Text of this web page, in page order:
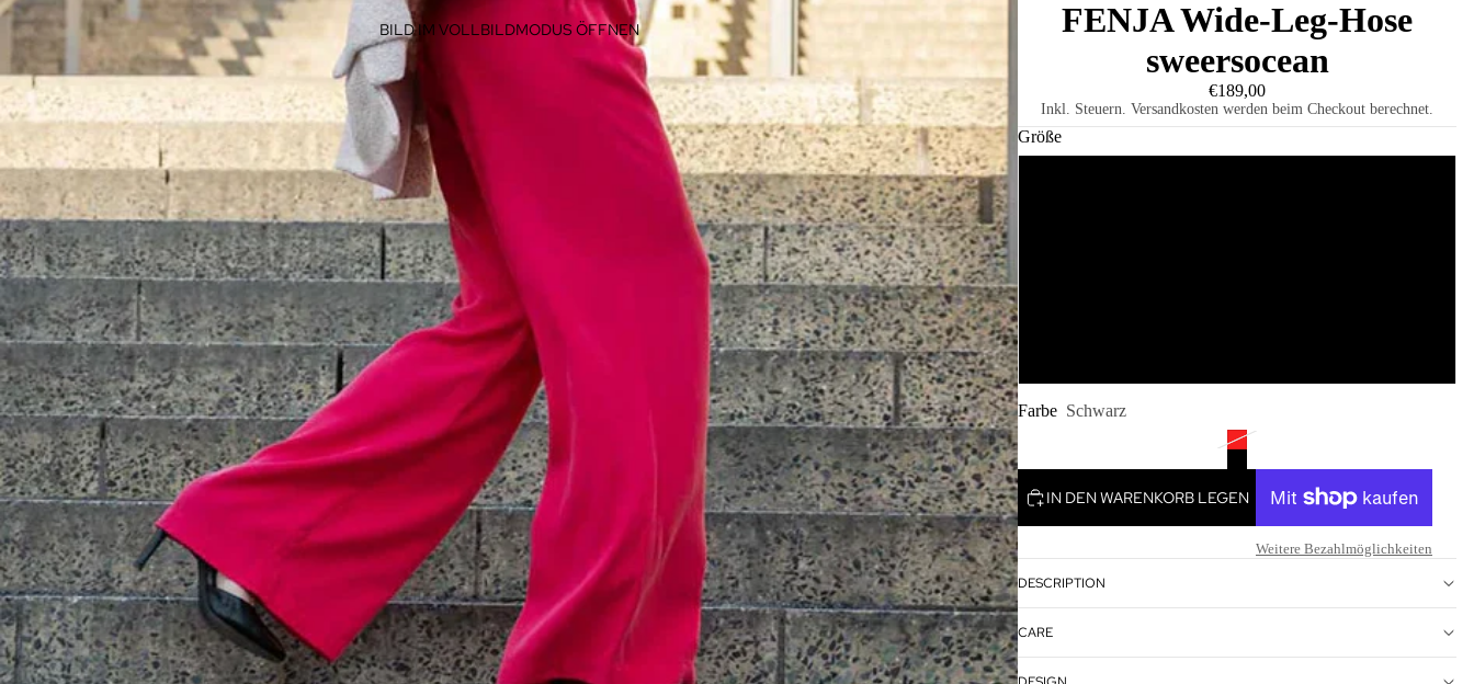
BILD IM VOLLBILDMODUS ÖFFNEN
FENJA Wide-Leg-Hose
sweersocean
€189,00
Inkl. Steuern. Versandkosten werden beim Checkout berechnet.
Größe
Farbe Schwarz
IN DEN WARENKORB LEGEN
Weitere Bezahlmöglichkeiten
DESCRIPTION
CARE